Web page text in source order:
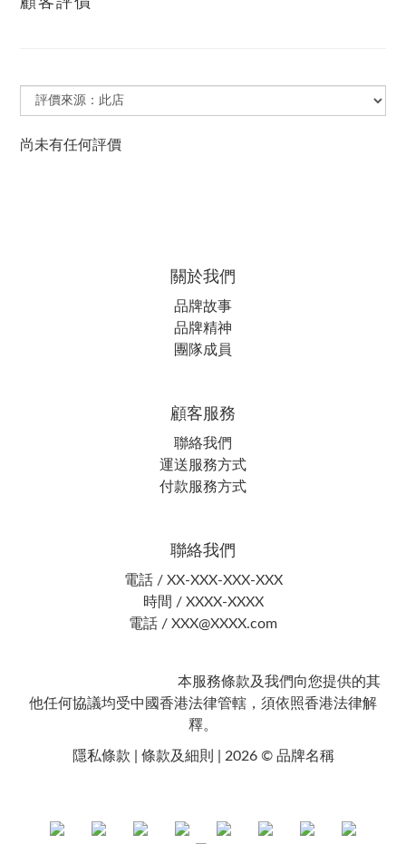
尚未有任何評價
關於我們
品牌故事
品牌精神
團隊成員
顧客服務
聯絡我們
運送服務方式
付款服務方式
聯絡我們
電話 / XX-XXX-XXX-XXX
時間 / XXXX-XXXX
電話 / XXX@XXXX.com
本服務條款及我們向您提供的其
他任何協議均受中國香港法律管轄，須依照香港法律解
釋。
隱私條款 | 條款及細則 | 2026 © 品牌名稱